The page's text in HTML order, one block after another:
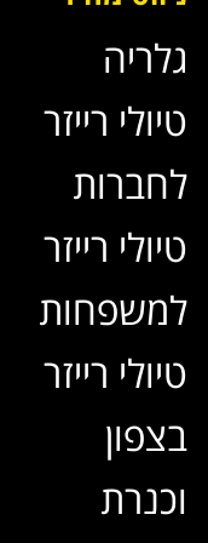
גלריה
טיולי רייזר
לחברות
טיולי רייזר
למשפחות
טיולי רייזר
בצפון
וכנרת